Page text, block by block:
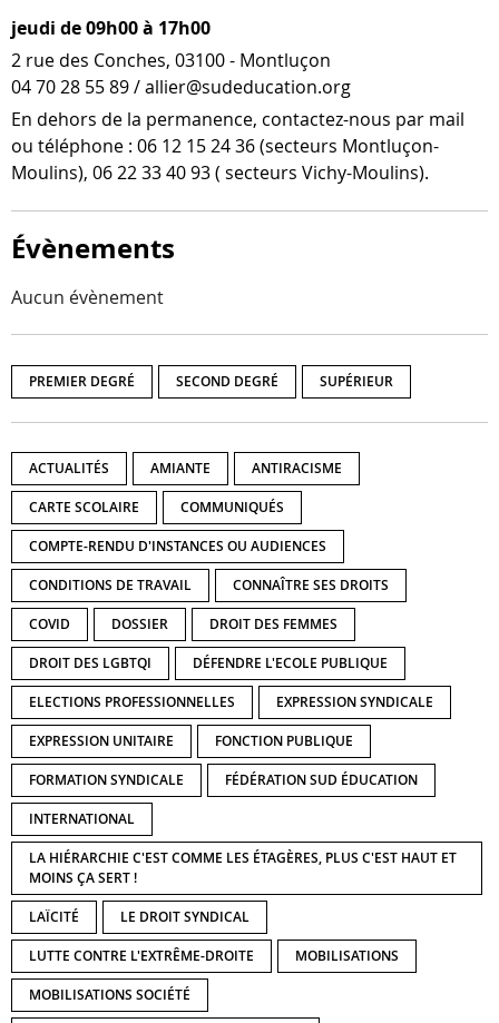
jeudi de 09h00 à 17h00
2 rue des Conches, 03100 - Montluçon
04 70 28 55 89 / allier@sudeducation.org
En dehors de la per­ma­nence, contactez-​nous par mail
ou télé­phone : 06 12 15 24 36 (sec­teurs Montluçon-​
Moulins), 06 22 33 40 93 ( sec­teurs Vichy-Moulins).
Évènements
Aucun évènement
PREMIER DEGRÉ SECOND DEGRÉ SUPÉRIEUR
ACTUALITÉS AMIANTE ANTIRACISME
CARTE SCOLAIRE COMMUNIQUÉS
COMPTE-RENDU D'INSTANCES OU AUDIENCES
CONDITIONS DE TRAVAIL CONNAÎTRE SES DROITS
COVID DOSSIER DROIT DES FEMMES
DROIT DES LGBTQI DÉFENDRE L'ECOLE PUBLIQUE
ELECTIONS PROFESSIONNELLES EXPRESSION SYNDICALE
EXPRESSION UNITAIRE FONCTION PUBLIQUE
FORMATION SYNDICALE FÉDÉRATION SUD ÉDUCATION
INTERNATIONAL
LA HIÉRARCHIE C'EST COMME LES ÉTAGÈRES, PLUS C'EST HAUT ET
MOINS ÇA SERT !
LAÏCITÉ LE DROIT SYNDICAL
LUTTE CONTRE L'EXTRÊME-DROITE MOBILISATIONS
MOBILISATIONS SOCIÉTÉ